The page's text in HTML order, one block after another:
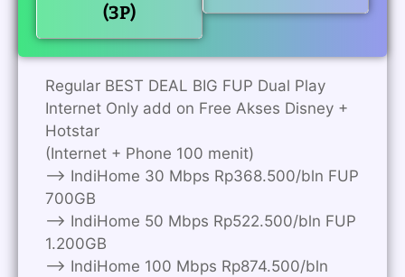
(3P)
Regular BEST DEAL BIG FUP Dual Play
Internet Only add on Free Akses Disney +
Hotstar
(Internet + Phone 100 menit)
——> IndiHome 30 Mbps Rp368.500/bln FUP
700GB
——> IndiHome 50 Mbps Rp522.500/bln FUP
1.200GB
——> IndiHome 100 Mbps Rp874.500/bln